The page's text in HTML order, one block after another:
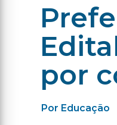
por
Por Educação